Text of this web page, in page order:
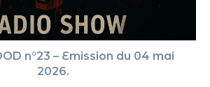
n°23 – Emission du 04 mai
2026.